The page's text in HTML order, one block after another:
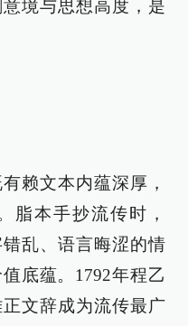
境与思想高度，是
赖文本内蕴深厚，
脂本手抄流传时，
错乱、语言晦涩的情
底蕴。1792年程乙
文辞成为流传最广